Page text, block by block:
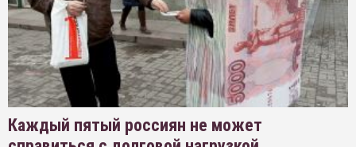
Каждый пятый россиян не может